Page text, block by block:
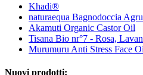
Khadi®
naturaequa Bagnodoccia
Akamuti Organic Castor Oil
Tisana Bio nr°7 - Rosa,
Murumuru Anti Stress Face
Nuovi prodotti: